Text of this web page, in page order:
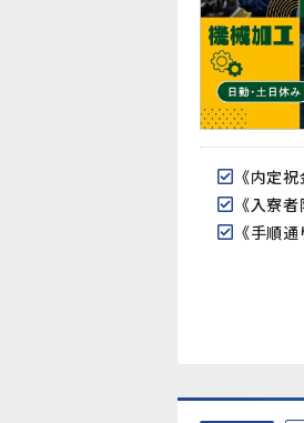
《内定
《入寮